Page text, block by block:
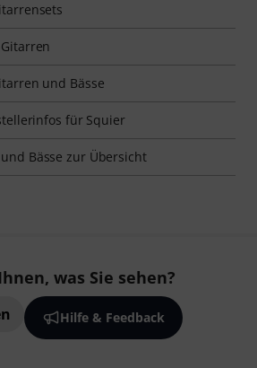
und Bässe
für Squier
Bässe zur Übersicht
was Sie sehen?
Hilfe & Feedback